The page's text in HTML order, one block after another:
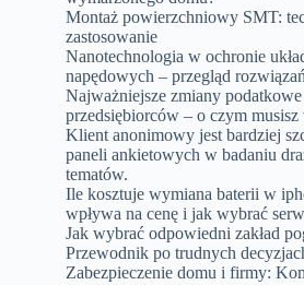
Montaż powierzchniowy SMT:
zastosowanie
Nanotechnologia w ochronie
napędowych – przegląd rozwiązań
Najważniejsze zmiany podatkowe
przedsiębiorców – o czym musisz
Klient anonimowy jest bardziej
paneli ankietowych w badaniu
tematów.
Ile kosztuje wymiana baterii w
wpływa na cenę i jak wybrać
Jak wybrać odpowiedni zakład
Przewodnik po trudnych
Zabezpieczenie domu i firmy: